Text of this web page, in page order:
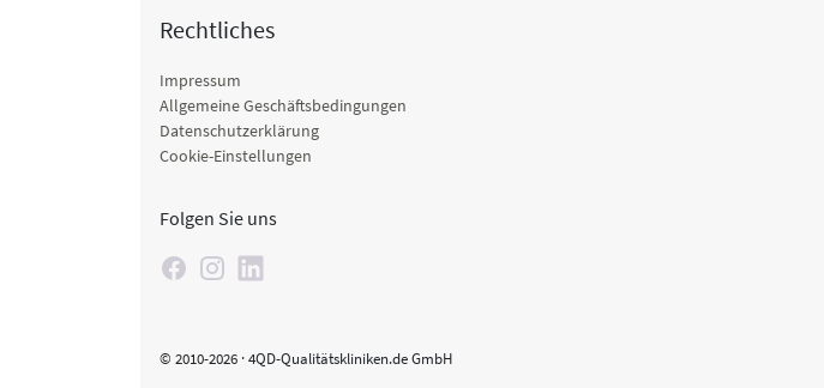
Rechtliches
Impressum
Allgemeine Geschäftsbedingungen
Datenschutzerklärung
Cookie-Einstellungen
Folgen Sie uns
© 2010-2026 · 4QD-Qualitätskliniken.de GmbH